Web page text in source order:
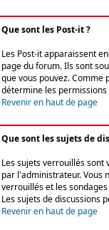
Que sont les Post-it ?
Les Post-it apparaissent
page du forum. Ils sont
que vous pouvez. Comme
détermine les
Revenir en haut de page
Que sont les sujets de
Les sujets verrouillés
par l'administrateur. Vous
verrouillés et les
Les sujets de discussions
Revenir en haut de page